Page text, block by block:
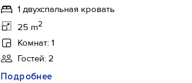
1 двухспальная кровать
25 m2
Комнат: 1
Гостей: 2
Подробнее